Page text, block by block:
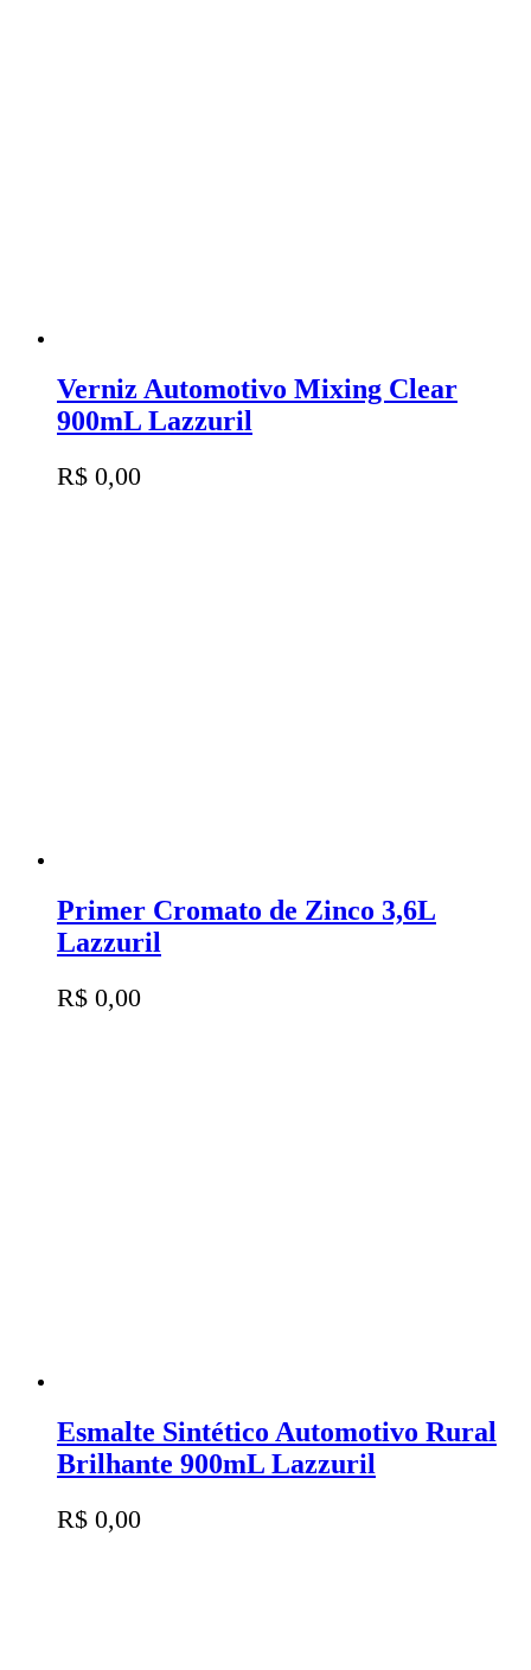
Verniz Automotivo Mixing Clear
900mL Lazzuril
R$ 0,00
Primer Cromato de Zinco 3,6L
Lazzuril
R$ 0,00
Esmalte Sintético Automotivo Rural
Brilhante 900mL Lazzuril
R$ 0,00